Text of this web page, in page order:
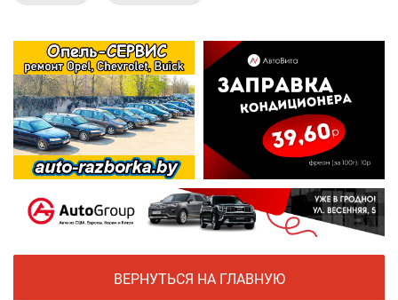
ВЕРНУТЬСЯ НА ГЛАВНУЮ